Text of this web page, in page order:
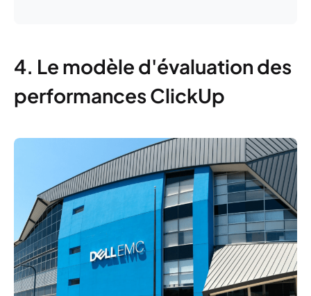
4. Le modèle d'évaluation des
performances ClickUp